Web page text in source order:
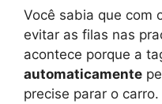
Você sabia que com
evitar as filas nas
acontece porque a
automaticamente
precise parar o carro.